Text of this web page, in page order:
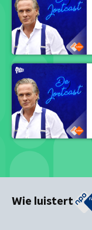
Wie luistert